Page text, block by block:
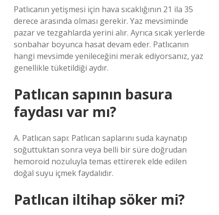
Patlıcanın yetişmesi için hava sıcaklığının 21 ila 35
derece arasında olması gerekir. Yaz mevsiminde
pazar ve tezgahlarda yerini alır. Ayrıca sıcak yerlerde
sonbahar boyunca hasat devam eder. Patlıcanın
hangi mevsimde yenileceğini merak ediyorsanız, yaz
genellikle tüketildiği aydır.
Patlıcan sapının basura
faydası var mı?
A. Patlıcan sapı: Patlıcan saplarını suda kaynatıp
soğuttuktan sonra veya belli bir süre doğrudan
hemoroid nozuluyla temas ettirerek elde edilen
doğal suyu içmek faydalıdır.
Patlıcan iltihap söker mi?